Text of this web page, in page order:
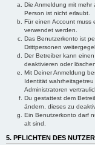
Die Anmeldung mit mehr
Person ist nicht erlaubt.
Für einen Account muss
verwendet werden.
Das Benutzerkonto ist
Drittpersonen
Der Betreiber kann
deaktivieren oder löschen.
Mit Deiner Anmeldung
Identität
Administratoren
Du gestattest dem
ändern, dieses zu
Ein Benutzerkonto darf
alt sind.
5. PFLICHTEN DES